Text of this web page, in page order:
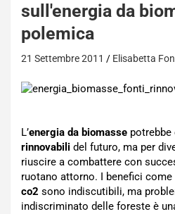
sull'energia da
polemica
21 Settembre 2011 Elisabetta
L’energia da biomasse potrebbe
rinnovabili del futuro, ma per
riuscire a combattere con
ruotano attorno. I benefici
co2 sono indiscutibili, ma
indiscriminato delle foreste è